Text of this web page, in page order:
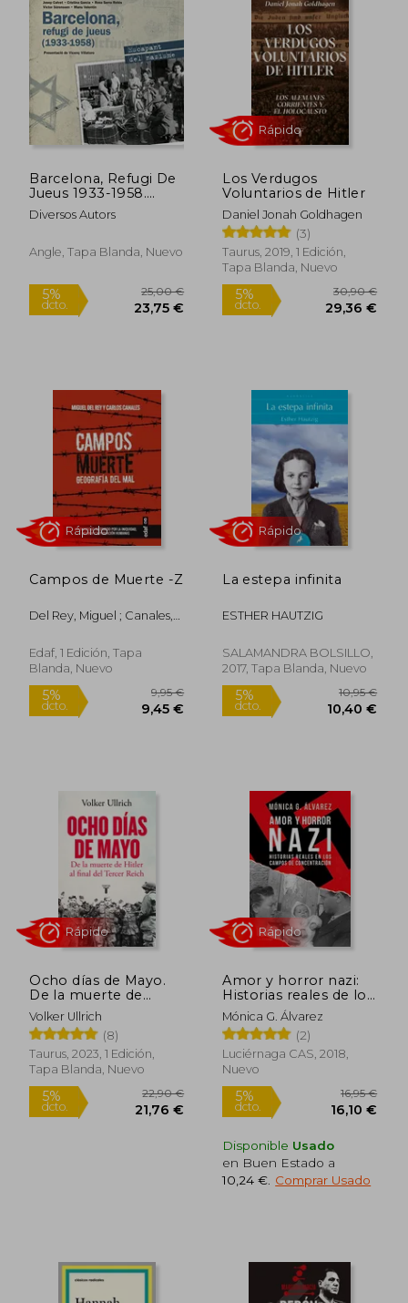
5% 31,83 €
30,24 €
5%
dcto.
Barcelona, Refugi De
Jueus 1933-1958.
Escapant Del
Nazisme (Altres)
Diversos Autors
Angle, Tapa Blanda, Nuevo
5%
dcto.
25,00 €
23,75 €
Los Verdugos
Voluntarios de Hitler
Daniel Jonah Goldhagen
(3)
Taurus, 2019, 1 Edición,
Tapa Blanda, Nuevo
5%
dcto.
Rápido
Campos de Muerte -Z
Del Rey, Miguel ; Canales,
Edaf, 1 Edición, Tapa
Blanda, Nuevo
5%
La estepa infinita
ESTHER HAUTZIG
SALAMANDRA BOLSILLO,
2017, Tapa Blanda, Nuevo
5%
Ocho días de Mayo.
De la muerte de
Hitler al final del
Tercer Reich
Volker Ullrich
(8)
Taurus, 2023, 1 Edición,
Tapa Blanda, Nuevo
Amor y horror nazi:
Historias reales de los
campos de
concentración
(Spanish Edition)
Mónica G. Álvarez
(2)
Luciérnaga CAS, 2018,
Nuevo
Disponible Usado
en Buen Estado a
10,24 € Comprar Usado